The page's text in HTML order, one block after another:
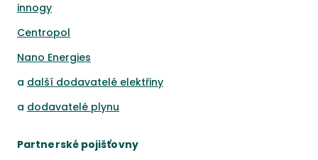
innogy
Centropol
Nano Energies
a další dodavatelé elektřiny
a dodavatelé plynu
Partnerské pojišťovny